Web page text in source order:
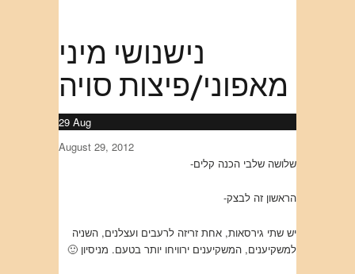
נישנושי מיני
מאפוני/פיצות סויה
29 Aug
August 29, 2012
שלושה שלבי הכנה קלים-
הראשון זה לבצק-
יש שתי גירסאות, אחת זריזה לרעבים ועצלנים, השניה
למשקיענים, המשקיענים ירוויחו יותר בטעם. מניסיון 🙂